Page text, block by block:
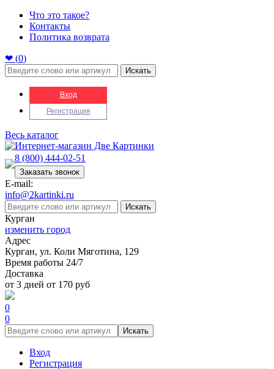
Что это такое?
Контакты
Политика возврата
❤ (0)
Искать
Вход
Регистрация
Весь каталог
8 (800) 444-02-51
Заказать звонок
E-mail:
info@2kartinki.ru
Искать
Курган
изменить город
Адрес
Курган, ул. Коли Мяготина, 129
Время работы 24/7
Доставка
от 3 дней от 170 руб
0
0
Искать
Вход
Регистрация